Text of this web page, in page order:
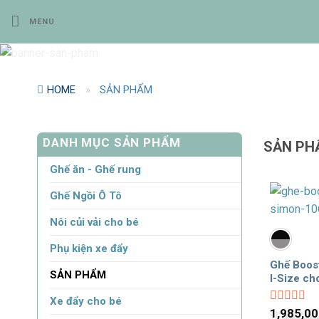
qua
nội
MENU
HOME » SẢN PHẨM
DANH MỤC SẢN PHẨM
Ghế ăn - Ghế rung
Ghế Ngồi Ô Tô
Nôi củi vải cho bé
Phụ kiện xe đẩy
SẢN PHẨM
Xe đẩy cho bé
SẢN
Ghế
I-Size
Được